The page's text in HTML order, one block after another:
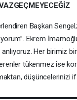
Başkan
Ekrem
anlıyoruz. Her birimiz
tükenmez ise
düşüncelerinizi